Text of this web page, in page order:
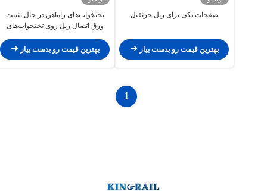
صفحات تکی برای ریل جرثقیل
بهترین قیمت رو بدست بیار
تختخواب‌های راه‌آهن در حال تثبیت
ورق اتصال ریل روی تختخواب‌های
بهترین قیمت رو بدست بیار
1